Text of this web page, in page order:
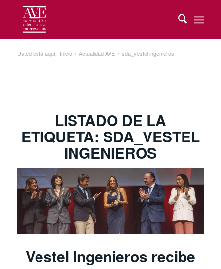
Usted está aquí: Inicio / Actualidad AVE / sda_vestel ingenieros
LISTADO DE LA
ETIQUETA: SDA_VESTEL
INGENIEROS
Vestel Ingenieros recibe